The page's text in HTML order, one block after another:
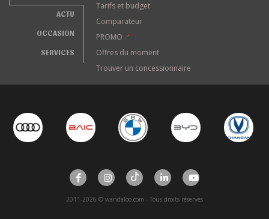
ACTU
OCCASION
SERVICES
Tarifs et budget
Comparateur
PROMO
*
Offres du moment
Trouver un concessionnaire
2011-2026 © wandaloo.com - Tous droits réservés